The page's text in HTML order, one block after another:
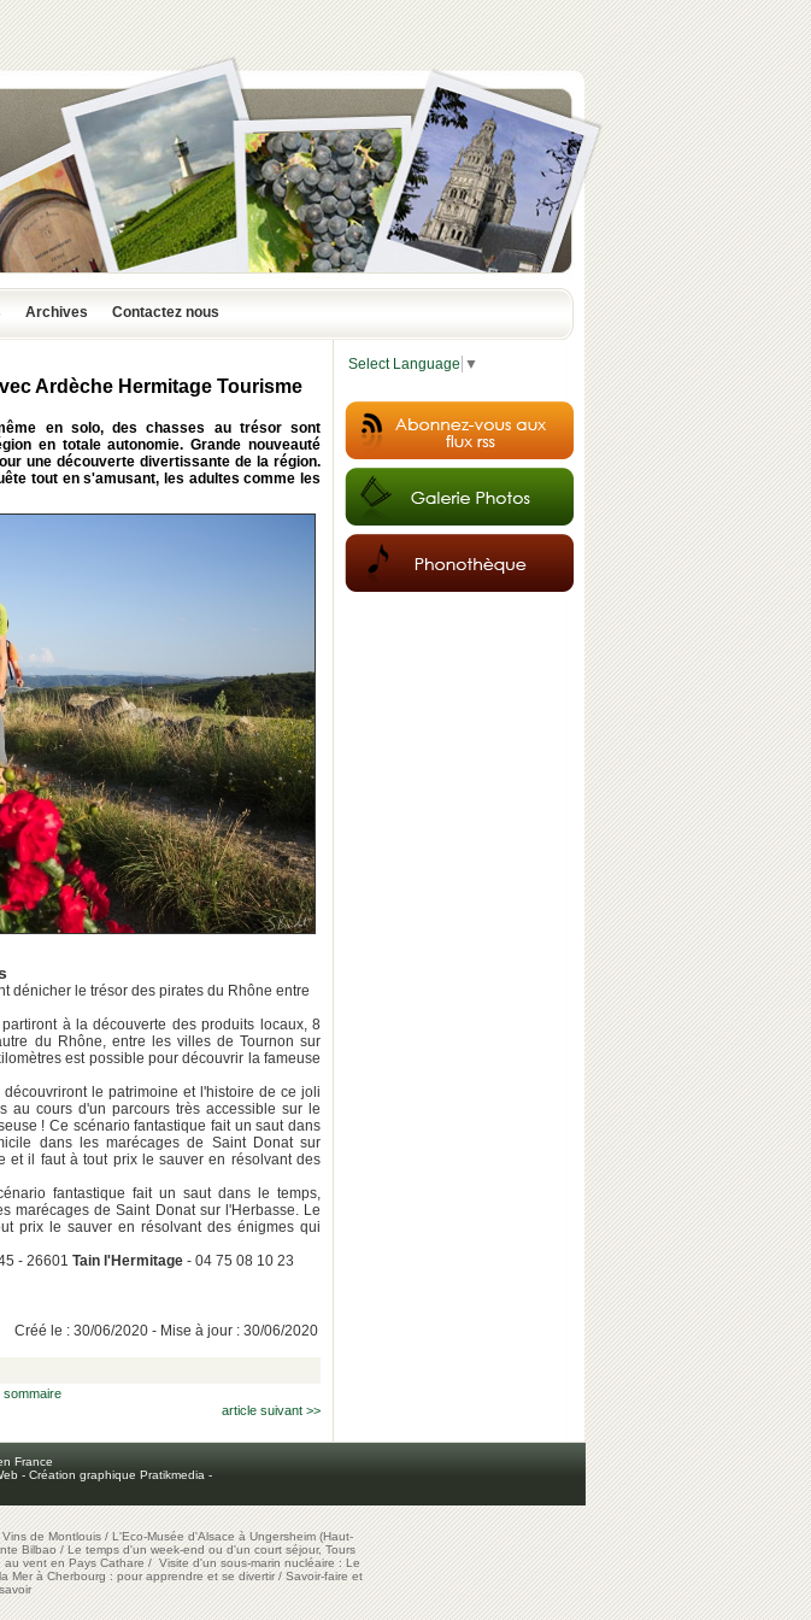
Archives Contactez nous
Ardèche Hermitage Tourisme
en solo, des chasses au trésor sont
en totale autonomie. Grande nouveauté
une découverte divertissante de la région.
tout en s'amusant, les adultes comme les
dénicher le trésor des pirates du Rhône entre
à la découverte des produits locaux, 8
du Rhône, entre les villes de Tournon sur
est possible pour découvrir la fameuse
découvriront le patrimoine et l'histoire de ce joli
au cours d'un parcours très accessible sur le
! Ce scénario fantastique fait un saut dans
dans les marécages de Saint Donat sur
et il faut à tout prix le sauver en résolvant des
fantastique fait un saut dans le temps,
marécages de Saint Donat sur l'Herbasse. Le
prix le sauver en résolvant des énigmes qui
- 26601 Tain l'Hermitage - 04 75 08 10 23
Créé le : 30/06/2020 - Mise à jour : 30/06/2020
sommaire
article suivant >>
Select Language ▼
France
- Création graphique Pratikmedia -
Vins de Montlouis/L'Eco-Musée d'Alsace à Ungersheim (Haut-
Bilbao/Le temps d'un week-end ou d'un court séjour, Tours
au vent en Pays Cathare/Visite d'un sous-marin nucléaire : Le
Mer à Cherbourg : pour apprendre et se divertir/Savoir-faire et